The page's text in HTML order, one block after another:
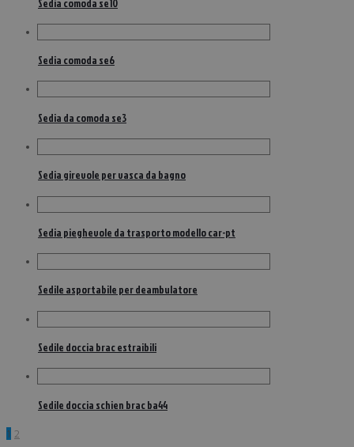
Sedia comoda se10
Sedia comoda se6
Sedia da comoda se3
Sedia girevole per vasca da bagno
Sedia pieghevole da trasporto modello car-pt
Sedile asportabile per deambulatore
Sedile doccia brac estraibili
Sedile doccia schien brac ba44
1 2